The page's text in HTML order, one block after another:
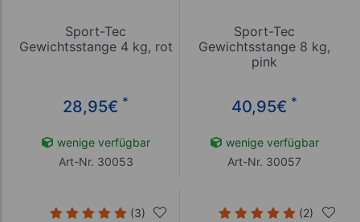
Sport-Tec
Gewichtsstange 4 kg, rot
28,95€ *
wenige verfügbar
Art-Nr. 30053
Sport-Tec
Gewichtsstange 8 kg,
pink
40,95€ *
wenige verfügbar
Art-Nr. 30057
(3) (2)